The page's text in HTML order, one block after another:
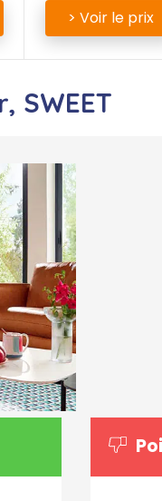
> Voir le prix
SWEET